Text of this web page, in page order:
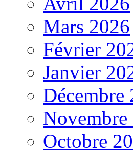
Mars 2026
Février
Janvier
Décembre
Novembre
Octobre